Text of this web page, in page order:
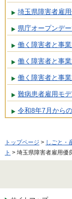
埼玉県障害者雇
県庁オープンデ
働く障害者と事
働く障害者と事
働く障害者と事
難病患者雇用モ
令和8年7月から
トップページ > しごと・
ト > 埼玉県障害者雇用優